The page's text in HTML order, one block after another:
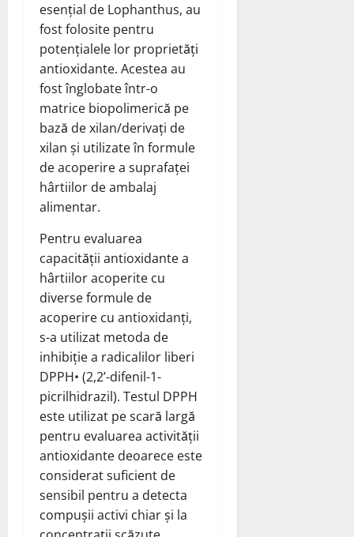
esențial de Lophanthus, au
fost folosite pentru
potențialele lor proprietăți
antioxidante. Acestea au
fost înglobate într-o
matrice biopolimerică pe
bază de xilan/derivați de
xilan și utilizate în formule
de acoperire a suprafaței
hârtiilor de ambalaj
alimentar.
Pentru evaluarea
capacității antioxidante a
hârtiilor acoperite cu
diverse formule de
acoperire cu antioxidanți,
s-a utilizat metoda de
inhibiție a radicalilor liberi
DPPH• (2,2’-difenil-1-
picrilhidrazil). Testul DPPH
este utilizat pe scară largă
pentru evaluarea activității
antioxidante deoarece este
considerat suficient de
sensibil pentru a detecta
compușii activi chiar și la